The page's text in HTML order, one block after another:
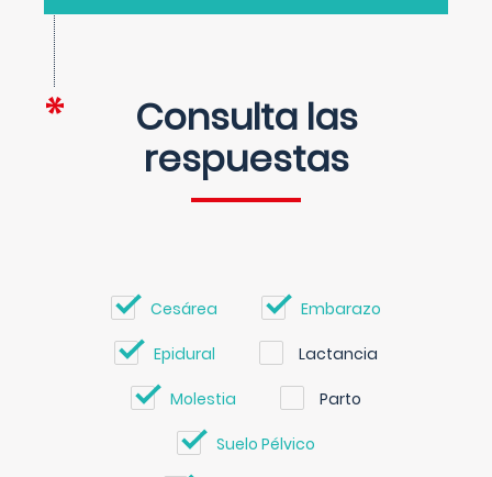
Consulta las
respuestas
Cesárea Embarazo
Epidural Lactancia
Molestia Parto
Suelo Pélvico